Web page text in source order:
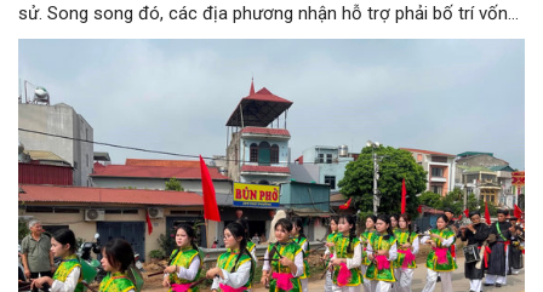
sử. Song song đó, các địa phương nhận hỗ trợ phải bố trí vốn
đối ứng tối thiểu từ 10% đến 20% tùy điều kiện ngân sách thực
toàn diện văn hóa Thủ đô.